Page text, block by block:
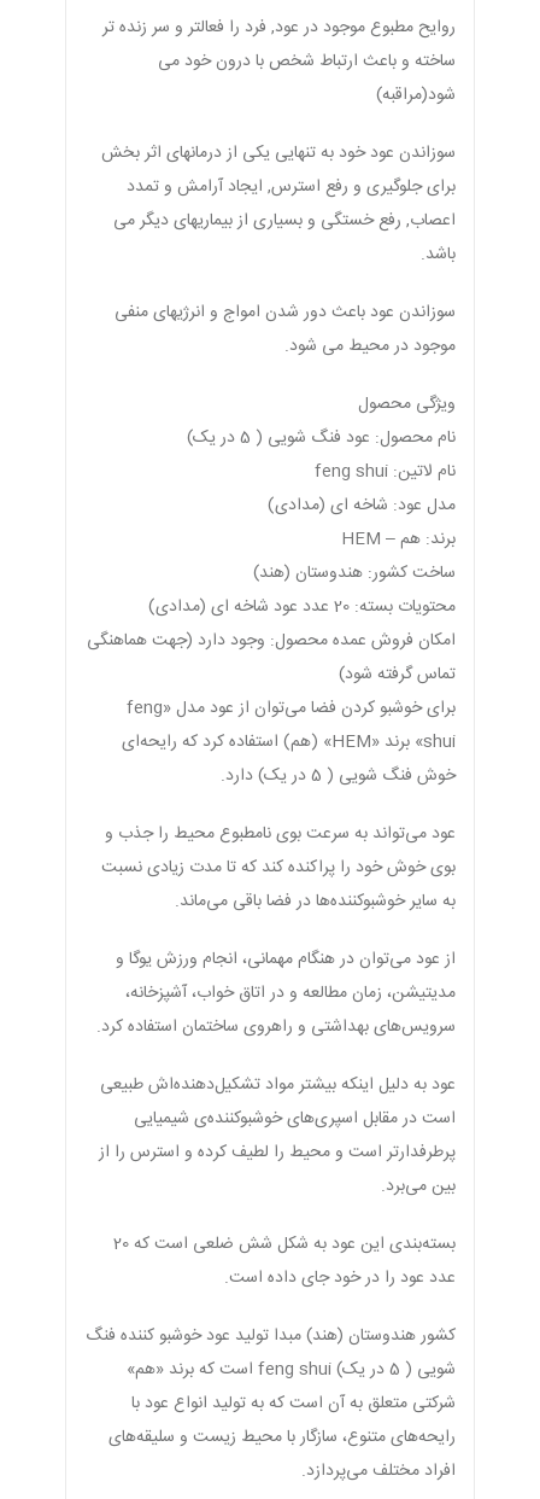
روایح مطبوع موجود در عود, فرد را فعالتر و سر زنده تر
ساخته و باعث ارتباط شخص با درون خود می
شود(مراقبه)
سوزاندن عود خود به تنهایی یکی از درمانهای اثر بخش
برای جلوگیری و رفع استرس, ایجاد آرامش و تمدد
اعصاب, رفع خستگی و بسیاری از بیماریهای دیگر می
باشد.
سوزاندن عود باعث دور شدن امواج و انرژیهای منفی
موجود در محیط می شود.
ویژگی محصول
نام محصول: عود فنگ شویی ( 5 در یک)
نام لاتین: feng shui
مدل عود: شاخه ای (مدادی)
برند: هم – HEM
ساخت کشور: هندوستان (هند)
محتویات بسته: 20 عدد عود شاخه ای (مدادی)
امکان فروش عمده محصول: وجود دارد (جهت هماهنگی
تماس گرفته شود)
برای خوشبو کردن فضا می‌توان از عود مدل «feng
shui» برند «HEM» (هم) استفاده کرد که رایحه‌ای
خوش فنگ شویی ( 5 در یک) دارد.
عود می‌تواند به سرعت بوی نامطبوع محیط را جذب و
بوی خوش خود را پراکنده کند که تا مدت زیادی نسبت
به سایر خوشبوکننده‌ها در فضا باقی می‌ماند.
از عود می‌توان در هنگام مهمانی، انجام ورزش یوگا و
مدیتیشن، زمان مطالعه و در اتاق خواب، آشپزخانه،
سرویس‌های بهداشتی و راهروی ساختمان استفاده کرد.
عود به دلیل اینکه بیشتر مواد تشکیل‌دهنده‌اش طبیعی
است در مقابل اسپری‌های خوشبوکننده‌ی شیمیایی
پرطرفدارتر است و محیط را لطیف کرده و استرس را از
بین می‌برد.
بسته‌بندی این عود به شکل شش ضلعی است که 20
عدد عود را در خود جای داده است.
کشور هندوستان (هند) مبدا تولید عود خوشبو کننده فنگ
شویی ( 5 در یک) feng shui است که برند «هم»
شرکتی متعلق به آن است که به تولید انواع عود با
رایحه‌های متنوع، سازگار با محیط زیست و سلیقه‌های
افراد مختلف می‌پردازد.